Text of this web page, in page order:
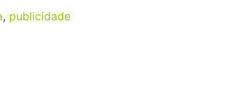
, publicidade